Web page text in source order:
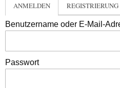
ANMELDEN REGISTRIERUNG
Benutzername oder E-Mail-
Passwort